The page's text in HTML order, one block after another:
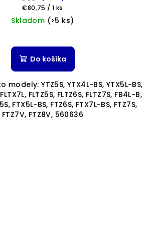
Jednotková
cena:
€80,75 / 1 ks
Skladom (>5 ks)
hodnotenie
produktu
z
5
hviezdičiek.
Do košíka
YTZ5S, YTX4L-BS, YTX5L-BS,
FLTZ5S, FLTZ6S, FLTZ7S, FB4L-B,
FTX5L-BS, FTZ6S, FTX7L-BS, FTZ7S,
FTZ7V, FTZ8V, 560636